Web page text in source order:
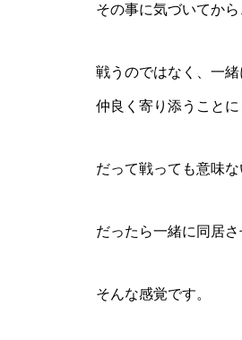
その事に気づいてから
戦うのではなく、一
仲良く寄り添うこと
だって戦っても意味な
だったら一緒に同居さ
そんな感覚です。